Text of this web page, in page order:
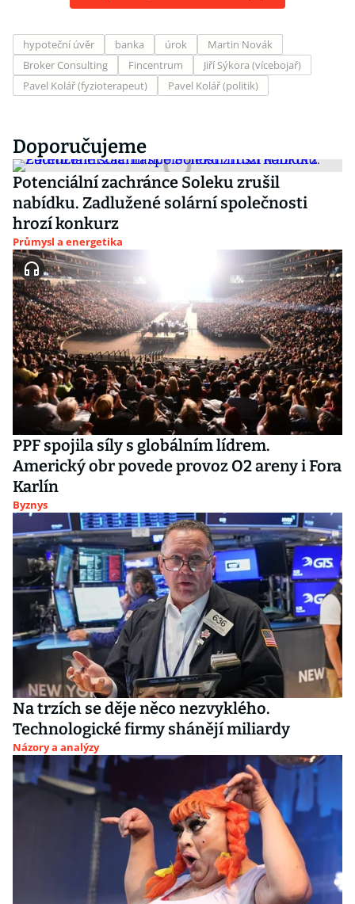
hypoteční úvěr banka úrok
Martin Novák
Broker Consulting
Fincentrum
Jiří Sýkora (vícebojař)
Pavel Kolář (fyzioterapeut)
Pavel Kolář (politik)
Doporučujeme
Potenciální zachránce Soleku zrušil
nabídku. Zadlužené solární společnosti
hrozí konkurz
Průmysl a energetika
PPF spojila síly s globálním lídrem.
Americký obr povede provoz O2 areny i Fora
Karlín
Byznys
Na trzích se děje něco nezvyklého.
Technologické firmy shánějí miliardy
Názory a analýzy